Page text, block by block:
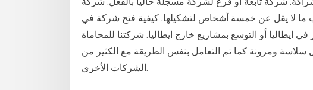
ما لا يقل عن خمسة أشخاص لتشكيلها. كيفية فتح شركة في
ايطاليا أو التوسع بمشاريع خارج ايطاليا. شركتنا للمحاماة
ومرونة كما تم التعامل بنفس الطريقة مع الكثير من
الشركات الأخرى.